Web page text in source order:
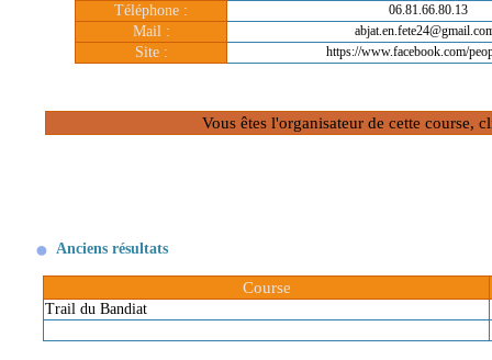
Téléphone : 06.81.66.80.13
Mail :
Site : https://www.facebook.com/
Vous êtes l'organisateur de cette course,
Anciens résultats
Course
Trail du Bandiat